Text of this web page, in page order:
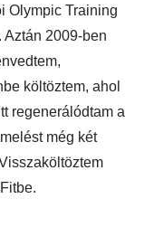
Olympic Training
Aztán 2009-ben
költöztem, ahol
regenerálódtam a
még két